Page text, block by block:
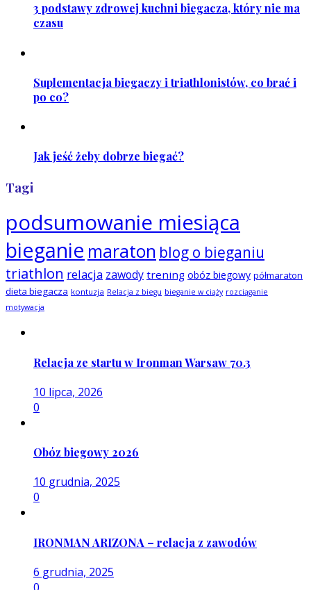
3 podstawy zdrowej kuchni biegacza, który nie ma
czasu
Suplementacja biegaczy i triathlonistów, co brać i
po co?
Jak jeść żeby dobrze biegać?
Tagi
podsumowanie miesiąca
bieganie maraton blog o bieganiu
triathlon relacja zawody trening obóz biegowy półmaraton
dieta biegacza kontuzja Relacja z biegu bieganie w ciąży rozciąganie
motywacja
Relacja ze startu w Ironman Warsaw 70.3
10 lipca, 2026
0
Obóz biegowy 2026
10 grudnia, 2025
0
IRONMAN ARIZONA – relacja z zawodów
6 grudnia, 2025